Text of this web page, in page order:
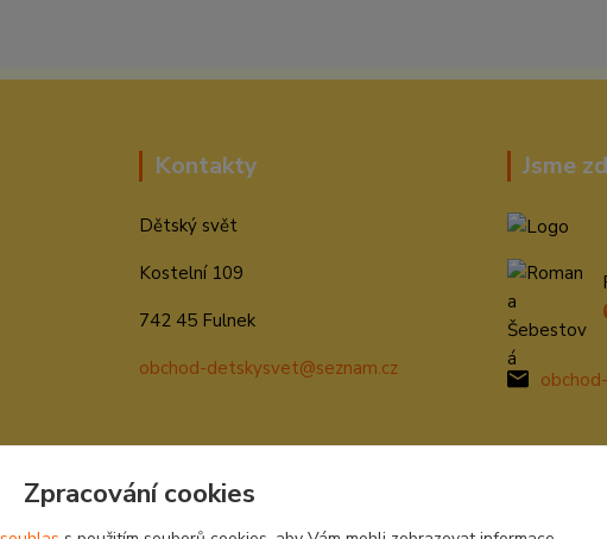
Kontakty
Dětský svět
Kostelní 109
742 45 Fulnek
obchod-detskysvet@seznam.cz
Jsme
Zpracování cookies